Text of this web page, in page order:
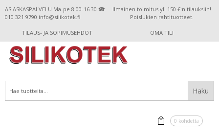
ASIASKASPALVELU Ma-pe 8.00-16.30 ☎
010 321 9790 info@silikotek.fi
Ilmainen toimitus yli 150 €:n tilauksiin!
Poislukien rahtituotteet.
TILAUS- JA SOPIMUSEHDOT OMA TILI
0 kohdetta